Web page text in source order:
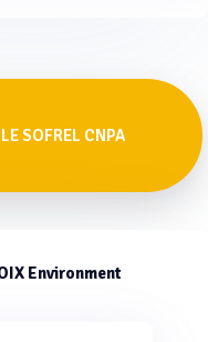
SOFREL CNPA
Environment